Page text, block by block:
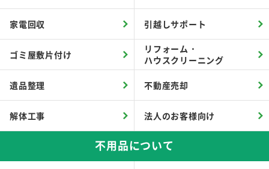
家電回収 引越しサポート
ゴミ屋敷片付け
リフォーム・
ハウスクリーニング
遺品整理 不動産売却
解体工事 法人のお客様向け
不用品について